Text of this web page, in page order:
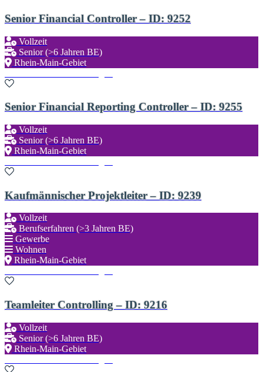
Senior Financial Controller – ID: 9252
Vollzeit
Senior (>6 Jahren BE)
Rhein-Main-Gebiet
Senior Financial Reporting Controller – ID: 9255
Vollzeit
Senior (>6 Jahren BE)
Rhein-Main-Gebiet
Kaufmännischer Projektleiter – ID: 9239
Vollzeit
Berufserfahren (>3 Jahren BE)
Gewerbe
Wohnen
Rhein-Main-Gebiet
Teamleiter Controlling – ID: 9216
Vollzeit
Senior (>6 Jahren BE)
Rhein-Main-Gebiet